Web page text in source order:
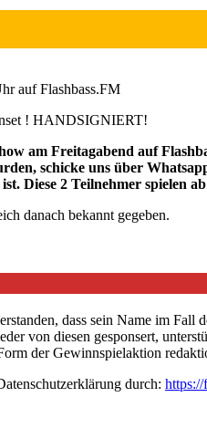
auf Flashbass.FM
! HANDSIGNIERT!
am Freitagabend auf
schicke uns über
Diese 2 Teilnehmer spielen
danach bekannt gegeben.
dass sein Name im
von diesen gesponsert,
der Gewinnspielaktion
durch: https://